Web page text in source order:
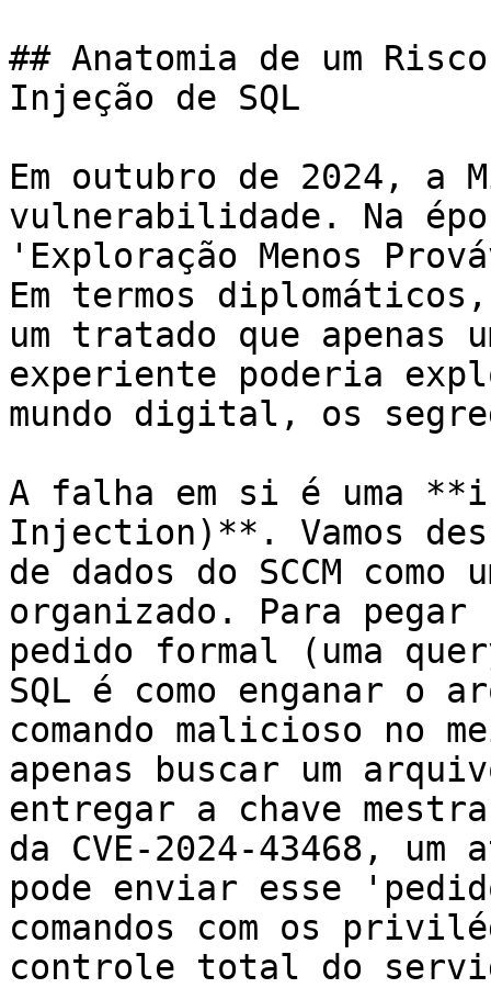
## Anatomia de um
Injeção de SQL
Em outubro de 2024,
vulnerabilidade. Na
'Exploração Menos
Em termos
um tratado que apenas
experiente poderia
mundo digital, os
A falha em si é uma
Injection)**. Vamos
de dados do SCCM como
organizado. Para pegar
pedido formal (uma
SQL é como enganar o
comando malicioso no
apenas buscar um
entregar a chave
da CVE-2024-43468,
pode enviar esse
comandos com os
controle total do